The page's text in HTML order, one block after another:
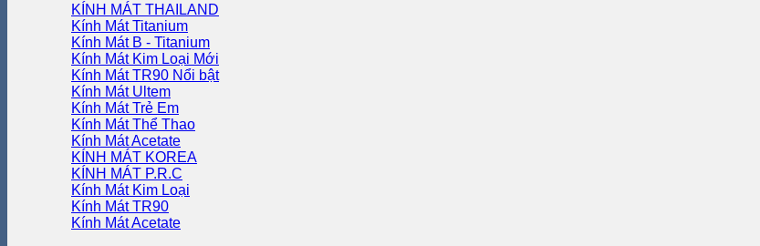
KÍNH MÁT THAILAND
Kính Mát Titanium
Kính Mát B - Titanium
Kính Mát Kim Loại
Kính Mát TR90
Kính Mát Ultem
Kính Mát Trẻ Em
Kính Mát Thể Thao
Kính Mát Acetate
KÍNH MÁT KOREA
KÍNH MÁT P.R.C
Kính Mát Kim Loại
Kính Mát TR90
Kính Mát Acetate